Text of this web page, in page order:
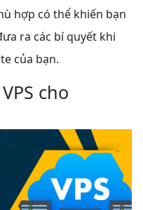
hợp có thể khiến bạn
ra các bí quyết khi
của bạn.
cho